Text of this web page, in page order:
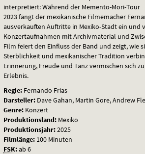
M
interpretiert: Während der Memento-Mori-Tour
2023 fängt der mexikanische Filmemacher
ausverkauften Auftritte in Mexiko-Stadt ein und
Konzertaufnahmen mit Archivmaterial und
Film feiert den Einfluss der Band und zeigt, wie
Sterblichkeit und mexikanischer Tradition
Erinnerung, Freude und Tanz vermischen sich
Erlebnis.
Regie: Fernando Frías
Darsteller: Dave Gahan, Martin Gore, Andrew
Genre: Konzert
Produktionsland: Mexiko
Produktionsjahr:2025
Filmlänge: 100 Minuten
FSK:ab 6